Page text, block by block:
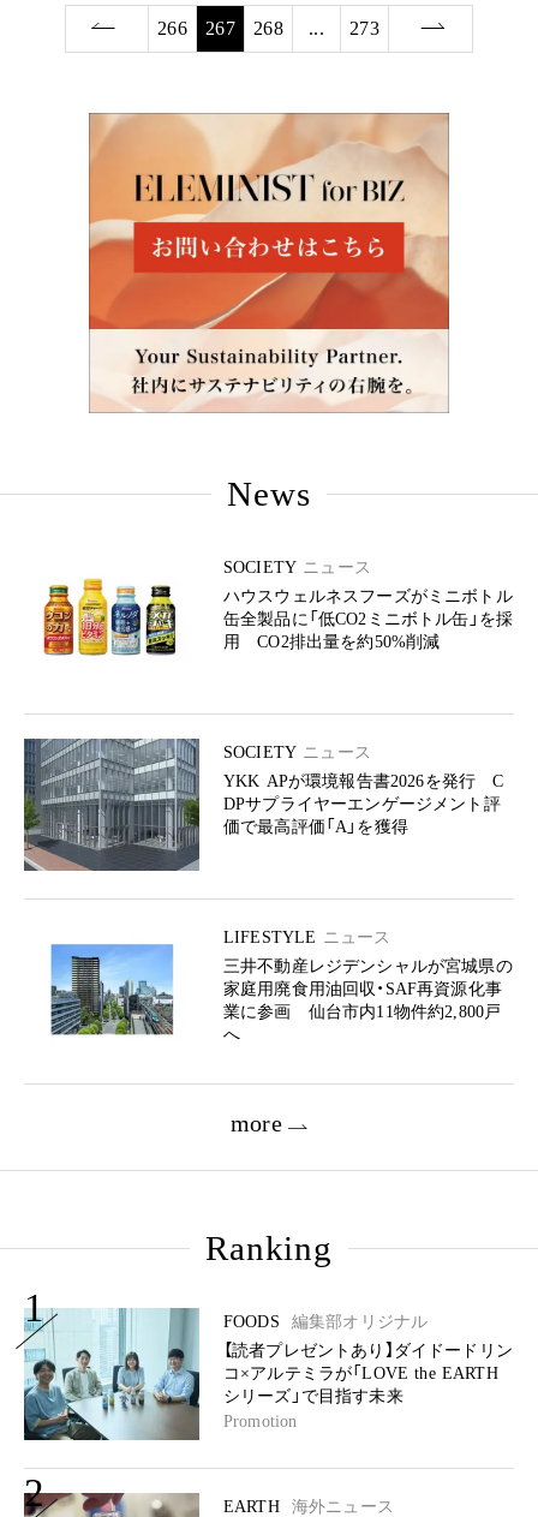
266 267 268 ... 273
News
SOCIETY ニュース
ハウスウェルネスフーズがミニボトル
缶全製品に「低CO2ミニボトル缶」を採
用 CO2排出量を約50%削減
SOCIETY ニュース
YKK APが環境報告書2026を発行 C
DPサプライヤーエンゲージメント評
価で最高評価「A」を獲得
LIFESTYLE ニュース
三井不動産レジデンシャルが宮城県の
家庭用廃食用油回収・SAF再資源化事
業に参画 仙台市内11物件約2,800戸
へ
more
Ranking
1 FOODS
編集部オリジナル
【読者プレゼントあり】ダイドードリン
コ×アルテミラが「LOVE the EARTH
シリーズ」で目指す未来
Promotion
2 EARTH
海外ニュース